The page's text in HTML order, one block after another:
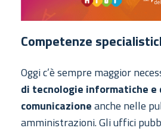
Competenze
Oggi c’è sempre maggior
di tecnologie informatiche e
comunicazioneanche nelle
amministrazioni. Gli uffici